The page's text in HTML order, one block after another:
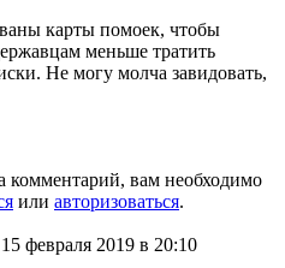
карты помоек, чтобы
меньше тратить
Не могу молча завидовать,
комментарий, вам необходимо
или авторизоваться.
15 февраля 2019 в 20:10